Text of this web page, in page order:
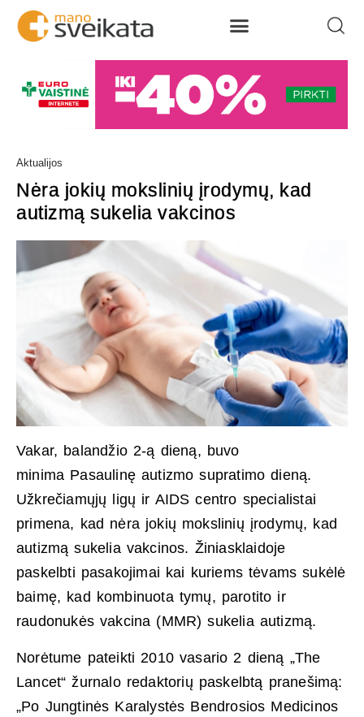
Aktualijos
Nėra jokių mokslinių įrodymų, kad
autizmą sukelia vakcinos
Vakar, balandžio 2-ą dieną, buvo
minima Pasaulinę autizmo supratimo dieną.
Užkrečiamųjų ligų ir AIDS centro specialistai
primena, kad nėra jokių mokslinių įrodymų, kad
autizmą sukelia vakcinos. Žiniasklaidoje
paskelbti pasakojimai kai kuriems tėvams sukėlė
baimę, kad kombinuota tymų, parotito ir
raudonukės vakcina (MMR) sukelia autizmą.
Norėtume pateikti 2010 vasario 2 dieną „The
Lancet“ žurnalo redaktorių paskelbtą pranešimą:
„Po Jungtinės Karalystės Bendrosios Medicinos